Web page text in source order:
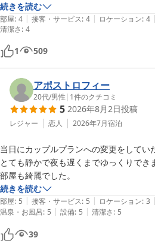
部屋着は、私の好きなワッフル素材で嬉
続きを読む
部屋: 4 | 接客・サービス: 4 | ロケーション: 4 |
清潔さ: 4
1 509
アポストロフィー
20代/男性 | 1件のクチコミ
5 2026年8月2日投稿
レジャー 恋人 2026年7月宿泊
当日にカップルプランへの変更をしてい
とても静かで夜も遅くまでゆっくりでき
部屋も綺麗でした。
続きを読む
部屋: 5 | 接客・サービス: 5 | ロケーション: 3 |
温泉・お風呂: 5 | 設備: 5 | 清潔さ: 5
39